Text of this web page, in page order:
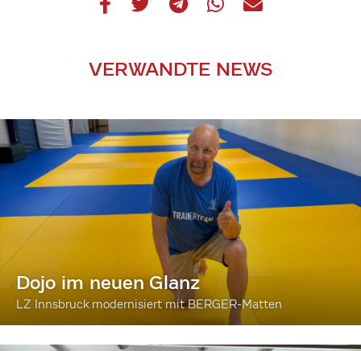
VERWANDTE NEWS
Dojo im neuen Glanz
LZ Innsbruck modernisiert mit BERGER-Matten